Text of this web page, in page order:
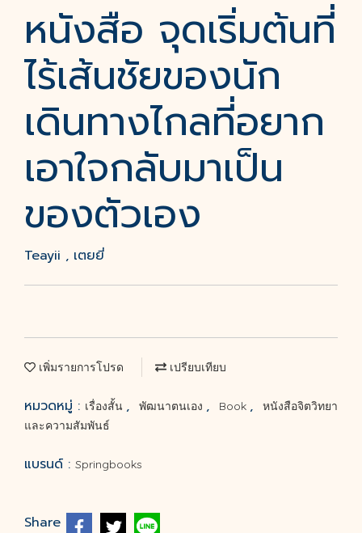
หนังสือ จุดเริ่มต้นที่
ไร้เส้นชัยของนัก
เดินทางไกลที่อยาก
เอาใจกลับมาเป็น
ของตัวเอง
Teayii , เตยยี่
เพิ่มรายการโปรด เปรียบเทียบ
หมวดหมู่ : เรื่องสั้น , พัฒนาตนเอง , Book ,
หนังสือจิตวิทยา
และความสัมพันธ์
แบรนด์ : Springbooks
Share